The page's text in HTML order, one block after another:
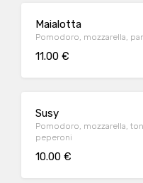
Maialotta
Pomodoro, mozzarella,
11.00 €
Susy
Pomodoro, mozzarella,
peperoni
10.00 €